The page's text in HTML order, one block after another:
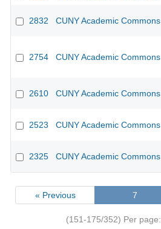
2832 CUNY Academic Commons
2754 CUNY Academic Commons
2610 CUNY Academic Commons
2523 CUNY Academic Commons
2325 CUNY Academic Commons
« Previous 7
(151-175/352) Per page: